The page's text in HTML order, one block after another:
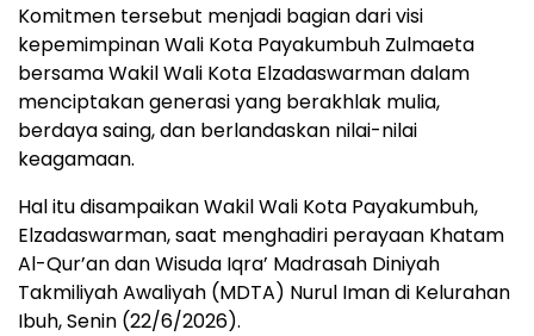
Komitmen tersebut menjadi bagian dari visi
kepemimpinan Wali Kota Payakumbuh Zulmaeta
bersama Wakil Wali Kota Elzadaswarman dalam
menciptakan generasi yang berakhlak mulia,
berdaya saing, dan berlandaskan nilai-nilai
keagamaan.
Hal itu disampaikan Wakil Wali Kota Payakumbuh,
Elzadaswarman, saat menghadiri perayaan Khatam
Al-Qur’an dan Wisuda Iqra’ Madrasah Diniyah
Takmiliyah Awaliyah (MDTA) Nurul Iman di Kelurahan
Ibuh, Senin (22/6/2026).